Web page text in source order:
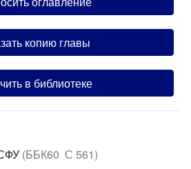
копию главы
в библиотеке
(ББК60 С 561)